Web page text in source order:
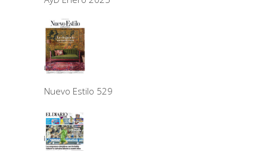
Nuevo Estilo 529